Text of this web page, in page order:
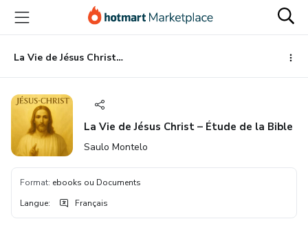
vers
contenu
principal
vers
bas
de
La Vie de Jésus Christ – Étude de la Bible
La Vie de Jésus Christ – Étude de la Bible
Saulo Montelo
Format: ebooks ou Documents
Langue: Français